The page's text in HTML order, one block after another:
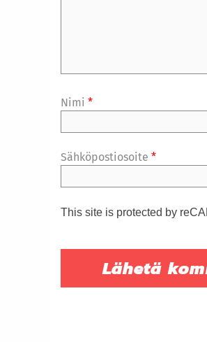
Nimi *
Sähköpostiosoite *
This site is protected by